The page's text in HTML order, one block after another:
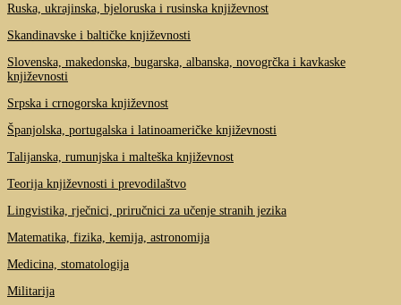
Ruska, ukrajinska, bjeloruska i rusinska književnost
Skandinavske i baltičke književnosti
Slovenska, makedonska, bugarska, albanska, novogrčka i kavkaske
književnosti
Srpska i crnogorska književnost
Španjolska, portugalska i latinoameričke književnosti
Talijanska, rumunjska i malteška književnost
Teorija književnosti i prevodilaštvo
Lingvistika, rječnici, priručnici za učenje stranih jezika
Matematika, fizika, kemija, astronomija
Medicina, stomatologija
Militarija